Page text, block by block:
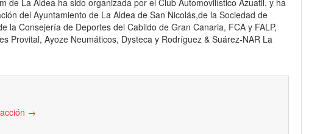
del Ayuntamiento de La Aldea de San Nicolás,de la Sociedad de
la Consejería de Deportes del Cabildo de Gran Canaria, FCA y FALP,
Provital, Ayoze Neumáticos, Dysteca y Rodríguez & Suárez-NAR La
→